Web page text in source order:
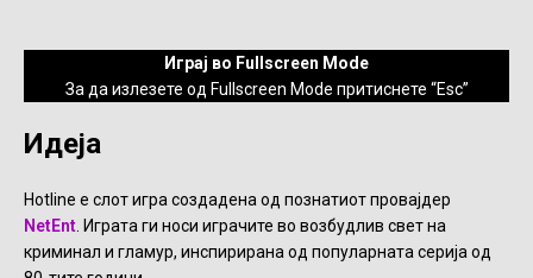
Играј во Fullscreen Mode
За да излезете од Fullscreen Mode притиснете “Esc”
Идеја
Hotline е слот игра создадена од познатиот провајдер
NetEnt . Играта ги носи играчите во возбудлив свет на
криминал и гламур, инспирирана од популарната серија од